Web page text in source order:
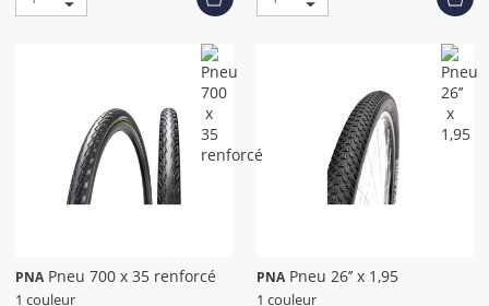
PNA Pneu 700 x 35 renforcé
1 couleur
PNA Pneu 26’’ x 1,95
1 couleur